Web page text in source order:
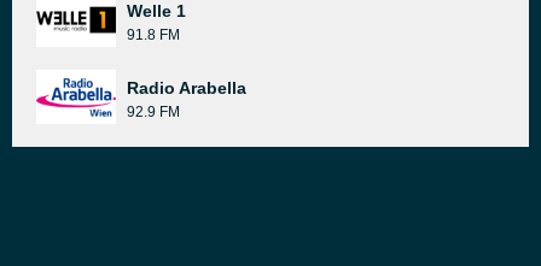
Welle 1
91.8 FM
Radio Arabella
92.9 FM